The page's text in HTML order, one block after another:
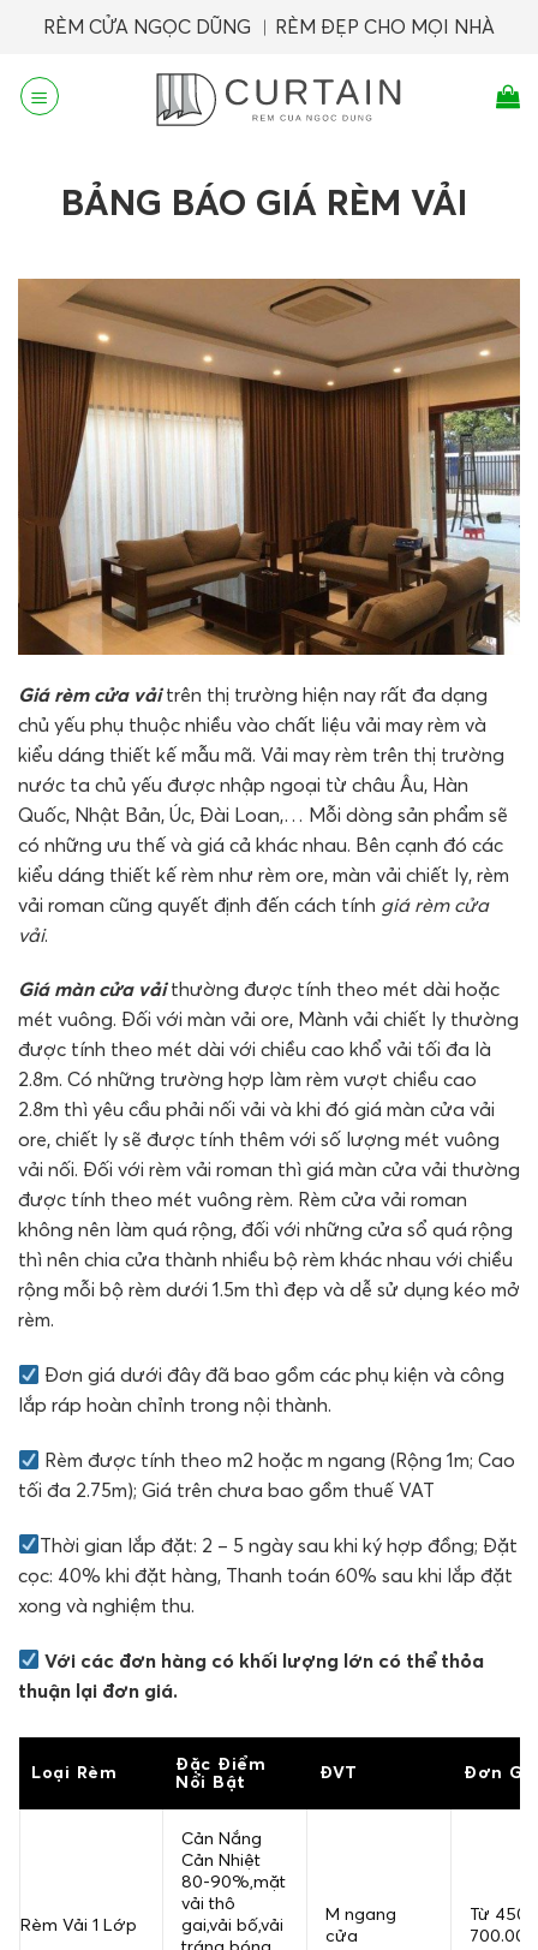
content
RÈM CỬA NGỌC DŨNG ︱RÈM ĐẸP CHO MỌI NHÀ
BẢNG BÁO GIÁ RÈM VẢI
Giá rèm cửa vảitrên thị trường hiện nay rất đa dạng
chủ yếu phụ thuộc nhiều vào chất liệu vải may rèm và
kiểu dáng thiết kế mẫu mã. Vải may rèm trên thị trường
nước ta chủ yếu được nhập ngoại từ châu Âu, Hàn
Quốc, Nhật Bản, Úc, Đài Loan,… Mỗi dòng sản phẩm sẽ
có những ưu thế và giá cả khác nhau. Bên cạnh đó các
kiểu dáng thiết kế rèm như rèm ore, màn vải chiết ly, rèm
vải roman cũng quyết định đến cách tính giá rèm cửa
vải.
Giá màn cửa vảithường được tính theo mét dài hoặc
mét vuông. Đối với màn vải ore, Mành vải chiết ly thường
được tính theo mét dài với chiều cao khổ vải tối đa là
2.8m. Có những trường hợp làm rèm vượt chiều cao
2.8m thì yêu cầu phải nối vải và khi đó giá màn cửa vải
ore, chiết ly sẽ được tính thêm với số lượng mét vuông
vải nối. Đối với rèm vải roman thì giá màn cửa vải thường
được tính theo mét vuông rèm. Rèm cửa vải roman
không nên làm quá rộng, đối với những cửa sổ quá rộng
thì nên chia cửa thành nhiều bộ rèm khác nhau với chiều
rộng mỗi bộ rèm dưới 1.5m thì đẹp và dễ sử dụng kéo mở
rèm.
Đơn giá dưới đây đã bao gồm các phụ kiện và công
lắp ráp hoàn chỉnh trong nội thành.
Rèm được tính theo m2 hoặc m ngang (Rộng 1m; Cao
tối đa 2.75m); Giá trên chưa bao gồm thuế VAT
Thời gian lắp đặt: 2 – 5 ngày sau khi ký hợp đồng; Đặt
cọc: 40% khi đặt hàng, Thanh toán 60% sau khi lắp đặt
xong và nghiệm thu.
Với các đơn hàng có khối lượng lớn có thể thỏa
thuận lại đơn giá.
Loại Rèm
Đặc Điểm
Nổi Bật
ĐVT Đơn
Rèm Vải 1 Lớp
Cản Nắng
Cản Nhiệt
80-90%,mặt
vải thô
gai,vải bố,vải
M ngang
cửa
Từ
700.000